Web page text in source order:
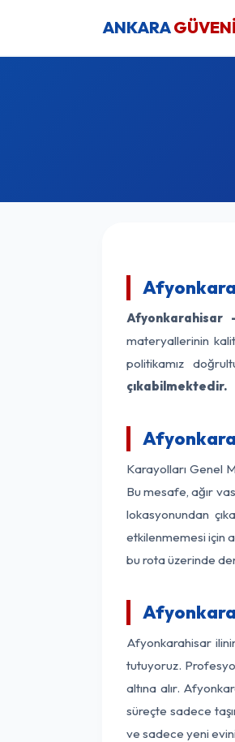
ANKARA
Afyonkarahisar
materyallerinin
politikamız
çıkabilmektedir.
Karayolları Genel
Bu mesafe, ağır
lokasyonundan
etkilenmemesi için
bu rota üzerinde
Afyonkarahisar
tutuyoruz.
altına alır.
süreçte sadece
ve sadece yeni